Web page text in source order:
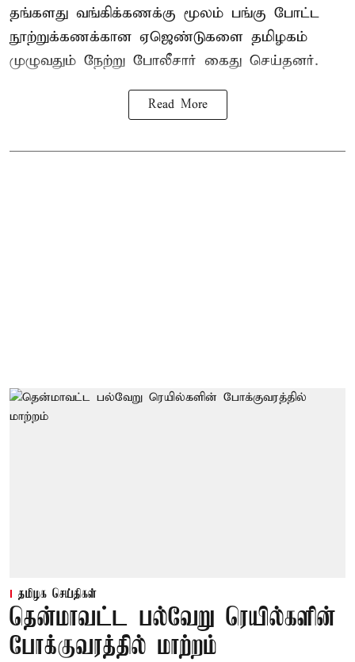
தங்களது வங்கிக்கணக்கு மூலம் பங்கு போட்ட
நூற்றுக்கணக்கான ஏஜெண்டுகளை தமிழகம்
முழுவதும் நேற்று போலீசார் கைது செய்தனர்.
Read More
தமிழக செய்திகள்
தென்மாவட்ட பல்வேறு ரெயில்களின்
போக்குவரத்தில் மாற்றம்